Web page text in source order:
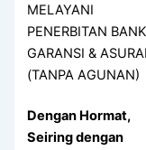
MELAYANI
PENERBITAN BANK
GARANSI &
(TANPA AGUNAN)
Dengan Hormat,
Seiring dengan